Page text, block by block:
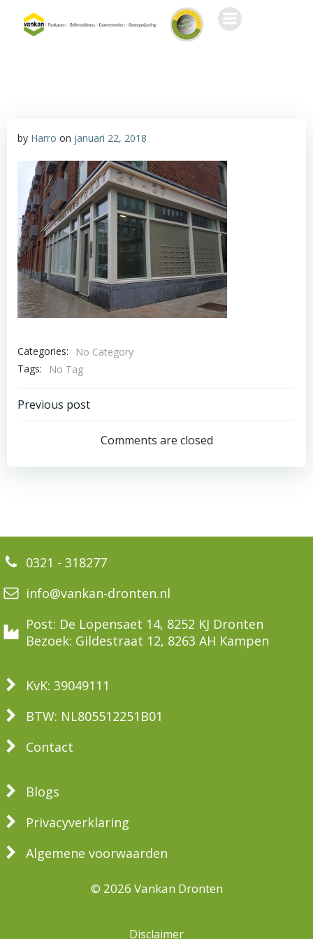
naar
by Harro on januari 22, 2018
Categories:
No Category
Tags:
No Tag
Bericht
navigatie
Previous post
Comments are closed
0321 - 318277
info@vankan-dronten.nl
Post: De Lopensaet 14, 8252 KJ Dronten
Bezoek: Gildestraat 12, 8263 AH Kampen
KvK: 39049111
BTW: NL805512251B01
Contact
Blogs
Privacyverklaring
Algemene voorwaarden
© 2026 Vankan Dronten
Disclaimer